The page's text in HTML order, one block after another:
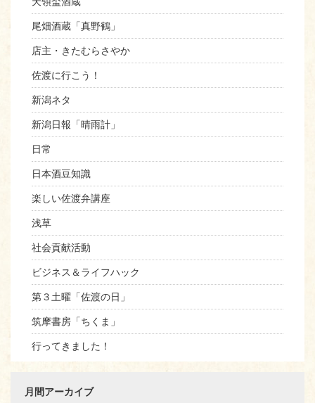
尾畑酒蔵「真野鶴」
店主・きたむらさやか
佐渡に行こう！
新潟ネタ
新潟日報「晴雨計」
日常
日本酒豆知識
楽しい佐渡弁講座
浅草
社会貢献活動
ビジネス＆ライフハック
第３土曜「佐渡の日」
筑摩書房「ちくま」
行ってきました！
月間アーカイブ